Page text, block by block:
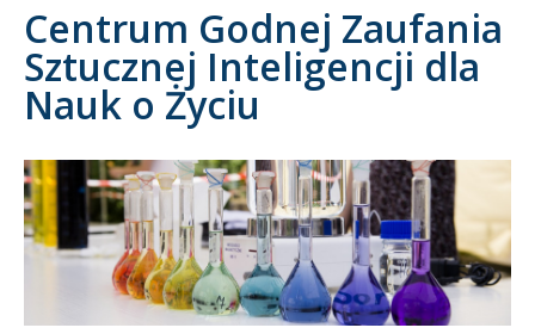
Doktorant
Pracownik
Absolwent
Centrum Godnej Zaufania
Sztucznej Inteligencji dla
Nauk o Życiu